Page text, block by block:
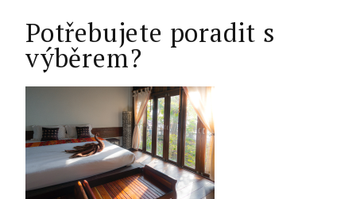
Potřebujete poradit s
výběrem?